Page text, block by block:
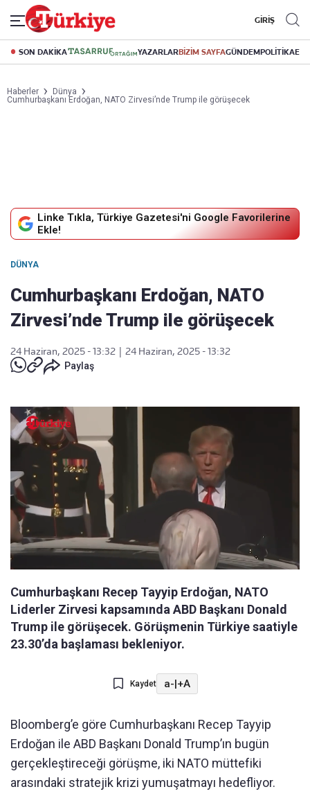
GİRİŞ
SON DAKİKA YAZARLARBİZİM SAYFAGÜNDEMPOLİTİKA
Haberler
Dünya
Cumhurbaşkanı Erdoğan, NATO Zirvesi’nde Trump ile görüşecek
Linke Tıkla, Türkiye Gazetesi'ni Google Favorilerine
Ekle!
DÜNYA
Cumhurbaşkanı Erdoğan, NATO
Zirvesi’nde Trump ile görüşecek
24 Haziran, 2025 - 13:32
24 Haziran, 2025 - 13:32
Paylaş
Cumhurbaşkanı Recep Tayyip Erdoğan, NATO
Liderler Zirvesi kapsamında ABD Başkanı Donald
Trump ile görüşecek. Görüşmenin Türkiye saatiyle
23.30’da başlaması bekleniyor.
Kaydet a-|+A
Bloomberg’e göre Cumhurbaşkanı Recep Tayyip
Erdoğan ile ABD Başkanı Donald Trump’ın bugün
gerçekleştireceği görüşme, iki NATO müttefiki
arasındaki stratejik krizi yumuşatmayı hedefliyor.